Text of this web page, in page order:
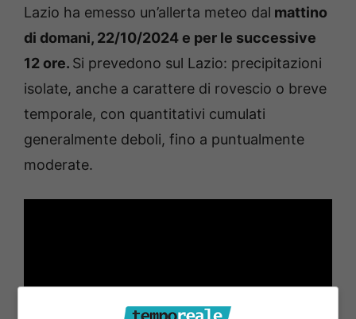
Lazio ha emesso un’allerta meteo dal mattino
di domani, 22/10/2024 e per le successive
12 ore. Si prevedono sul Lazio: precipitazioni
isolate, anche a carattere di rovescio o breve
temporale, con quantitativi cumulati
generalmente deboli, fino a puntualmente
moderate.